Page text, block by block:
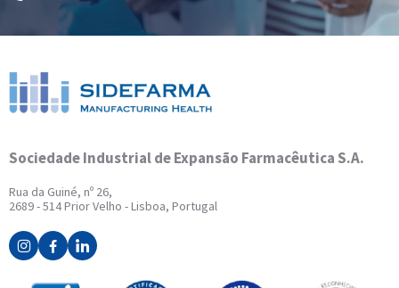
Sociedade Industrial de Expansão Farmacêutica S.A.
Rua da Guiné, nº 26,
2689 - 514 Prior Velho - Lisboa, Portugal